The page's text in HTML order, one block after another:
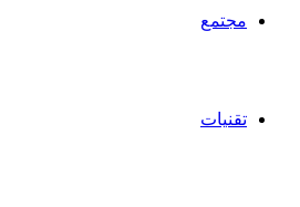
مجتمع
تقنيات